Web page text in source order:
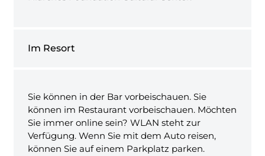
Im Resort
Sie können in der Bar vorbeischauen. Sie
können im Restaurant vorbeischauen. Möchten
Sie immer online sein? WLAN steht zur
Verfügung. Wenn Sie mit dem Auto reisen,
können Sie auf einem Parkplatz parken.